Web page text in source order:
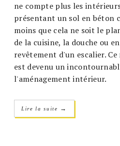
ne compte plus les
présentant un sol en béton
moins que cela ne soit le
de la cuisine, la douche ou
revêtement d'un escalier.
est devenu un
l'aménagement intérieur.
Lire la suite →